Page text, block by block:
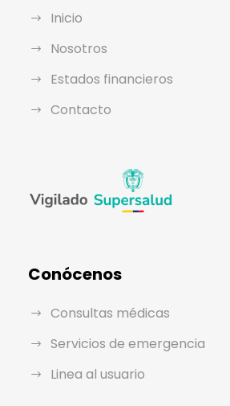
Inicio
Nosotros
Estados financieros
Contacto
Conócenos
Consultas médicas
Servicios de emergencia
Linea al usuario